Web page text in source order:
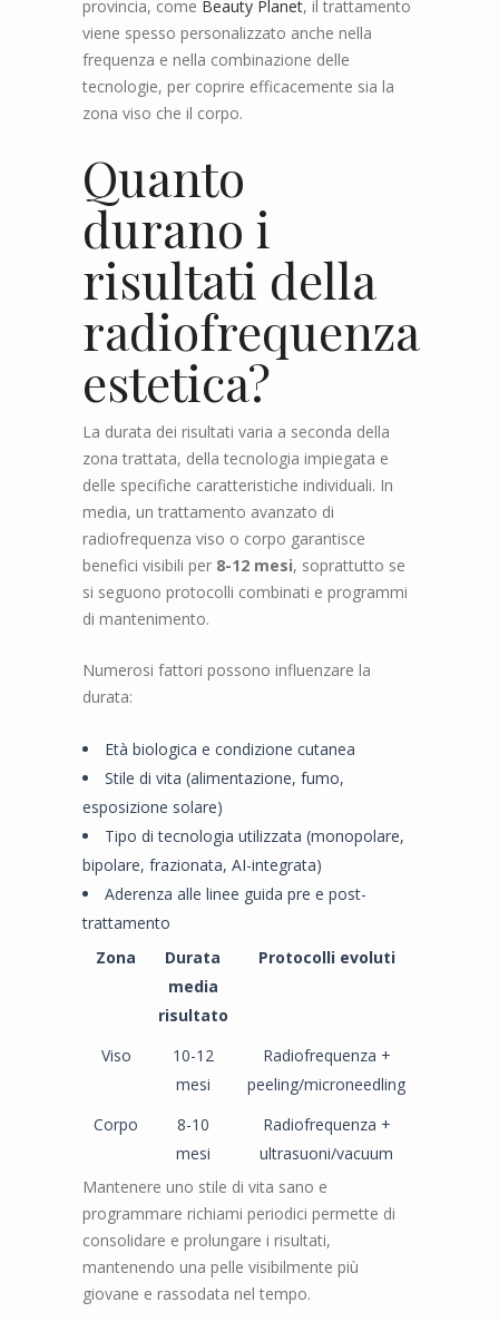
provincia, come Beauty Planet, il trattamento
viene spesso personalizzato anche nella
frequenza e nella combinazione delle
tecnologie, per coprire efficacemente sia la
zona viso che il corpo.
Quanto
durano i
risultati della
radiofrequenza
estetica?
La durata dei risultati varia a seconda della
zona trattata, della tecnologia impiegata e
delle specifiche caratteristiche individuali. In
media, un trattamento avanzato di
radiofrequenza viso o corpo garantisce
benefici visibili per 8-12 mesi, soprattutto se
si seguono protocolli combinati e programmi
di mantenimento.
Numerosi fattori possono influenzare la
durata:
Età biologica e condizione cutanea
Stile di vita (alimentazione, fumo,
esposizione solare)
Tipo di tecnologia utilizzata (monopolare,
bipolare, frazionata, AI-integrata)
Aderenza alle linee guida pre e post-
trattamento
Zona
Durata
media
risultato
Protocolli evoluti
Viso
10-12
mesi
Radiofrequenza +
peeling/microneedling
Corpo
8-10
mesi
Radiofrequenza +
ultrasuoni/vacuum
Mantenere uno stile di vita sano e
programmare richiami periodici permette di
consolidare e prolungare i risultati,
mantenendo una pelle visibilmente più
giovane e rassodata nel tempo.